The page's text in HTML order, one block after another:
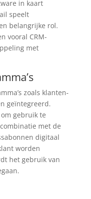
in kaart
speelt
belangrijke rol.
vooral CRM-
met
zoals klanten-
geïntegreerd.
gebruik te
met de
digitaal
worden
het gebruik van